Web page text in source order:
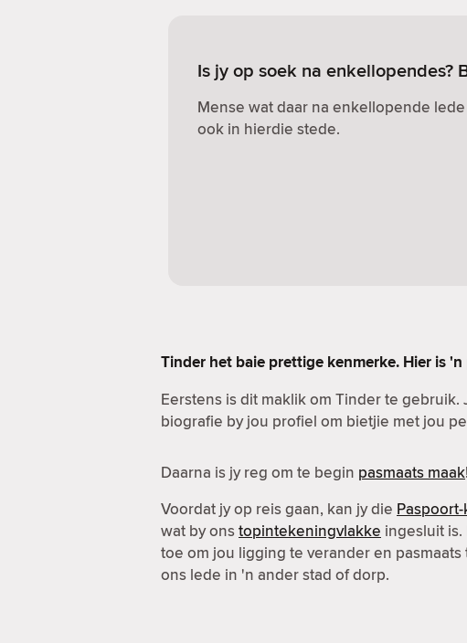
Is jy op soek na enkellopendes?
Mense wat daar na enkellopende
ook in hierdie stede.
Tinder het baie prettige kenmerke. Hier is
Eerstens is dit maklik om Tinder te gebruik.
biografie by jou profiel om bietjie met jou
Daarna is jy reg om te begin pasmaats maak!
Voordat jy op reis gaan, kan jy die
wat by onstopintekeningvlakke ingesluit
toe om jou ligging te verander en pasmaats
ons lede in 'n ander stad of dorp.